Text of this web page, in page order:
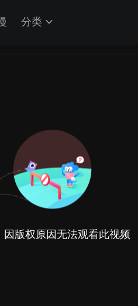
分类
因版权原因无法观看此视频